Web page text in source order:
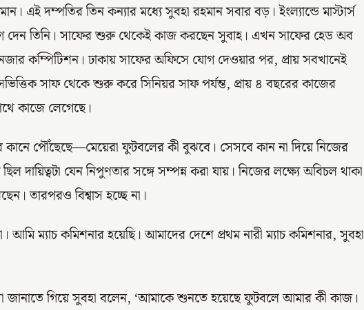
এই দম্পতির তিন কন্যার মধ্যে সুবহা রহমান সবার বড়। ইংল্যান্ডে মাস্টার্স
তিনি। সাফের শুরু থেকেই কাজ করছেন সুবাহ। এখন সাফের হেড অব
কম্পিটিশন। ঢাকায় সাফের অফিসে যোগ দেওয়ার পর, প্রায় সবখানেই
সাফ থেকে শুরু করে সিনিয়র সাফ পর্যন্ত, প্রায় ৪ বছরের কাজের
কাজে লেগেছে।
কানে পৌঁছেছে—মেয়েরা ফুটবলের কী বুঝবে। সেসবে কান না দিয়ে নিজের
দায়িত্বটা যেন নিপুণতার সঙ্গে সম্পন্ন করা যায়। নিজের লক্ষ্যে অবিচল থাকা
তারপরও বিশ্বাস হচ্ছে না।
ম্যাচ কমিশনার হয়েছি। আমাদের দেশে প্রথম নারী ম্যাচ কমিশনার, সুবহা
জানাতে গিয়ে সুবহা বলেন, ‘আমাকে শুনতে হয়েছে ফুটবলে আমার কী কাজ।